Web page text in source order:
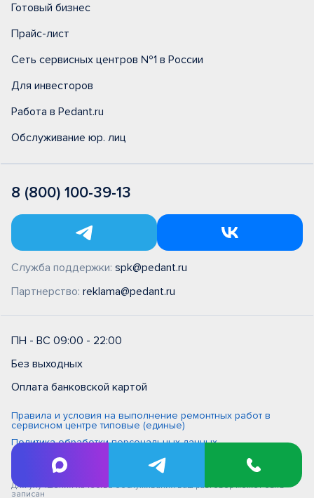
Готовый бизнес
Прайс-лист
Сеть сервисных центров №1 в России
Для инвесторов
Работа в Pedant.ru
Обслуживание юр. лиц
8 (800) 100-39-13
Служба поддержки: spk@pedant.ru
Партнерство: reklama@pedant.ru
ПН - ВС 09:00 - 22:00
Без выходных
Оплата банковской картой
Правила и условия на выполнение ремонтных работ в
сервисном центре типовые (единые)
Политика обработки персональных данных
Политика обработки персональных данных в ООО
"Цифровой сервис"
Для улучшения качества обслуживания ваш разговор может быть
записан